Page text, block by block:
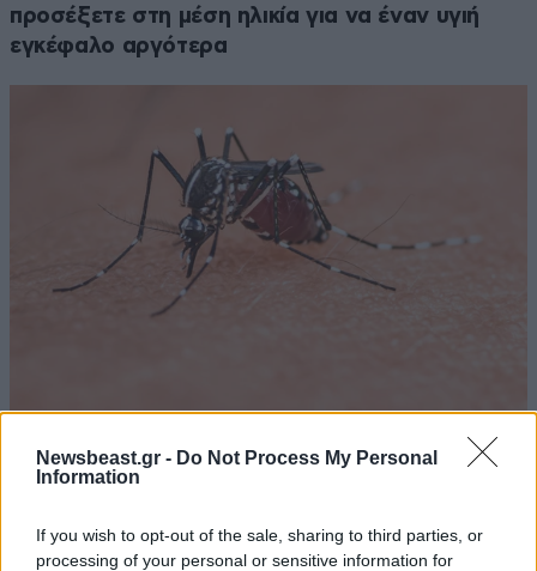
Newsbeast.gr - Do Not Process My Personal
Information
If you wish to opt-out of the sale, sharing to third parties, or
processing of your personal or sensitive information for
προσέξετε στη μέση ηλικία για να έναν υγιή
εγκέφαλο αργότερα
Ανησυχία για τον ιό του Δυτικού Νείλου στην
Αττική – Ο ΙΣΑ καλεί σε άμεσες παρεμβάσεις